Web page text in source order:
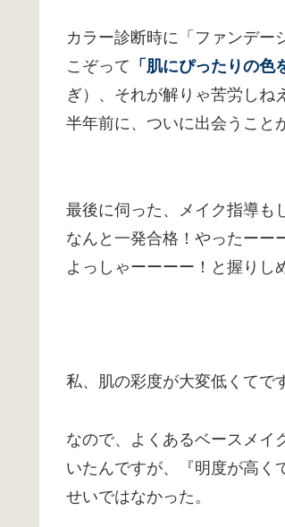
カラー診断時に「ファンデー
こぞって 「肌にぴったりの色
ぎ）、それが解りゃ苦労しね
半年前に、ついに出会うこと
最後に伺った、メイク指導も
なんと一発合格！やったーー
よっしゃーーーー！と握りし
私、肌の彩度が大変低くてで
なので、よくあるベースメ
いたんですが、『明度が高く
せいではなかった。